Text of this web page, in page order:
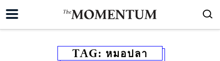
TAG: หมอปลา